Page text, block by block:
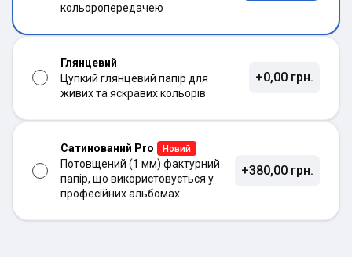
кольоропередачею
Глянцевий
Цупкий глянцевий папір для
живих та яскравих кольорів
+0,00 грн.
Сатинований Pro Новий
Потовщений (1 мм) фактурний
папір, що використовується у
професійних альбомах
+380,00 грн.